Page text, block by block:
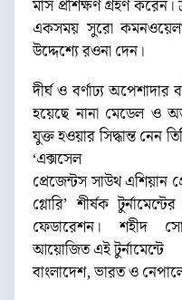
মাস প্রশিক্ষণ গ্রহণ
একসময় সুরো কমনওয়েলথ
উদ্দেশ্যে রওনা দেন।
দীর্ঘ ও বর্ণাঢ্য
হয়েছে নানা মেডেল ও
যুক্ত হওয়ার সিদ্ধান্ত নেন
‘এক্সসেল
প্রেজেন্টস সাউথ এশিয়ান
গ্লোরি’ শীর্ষক
ফেডারেশন। শহীদ
আয়োজিত এই টুর্নামেন্টে
বাংলাদেশ, ভারত ও